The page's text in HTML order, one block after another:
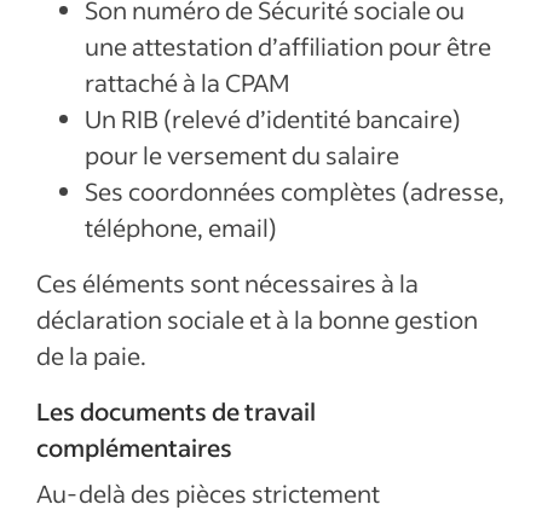
Son numéro de Sécurité sociale ou
une attestation d’affiliation pour être
rattaché à la CPAM
Un RIB (relevé d’identité bancaire)
pour le versement du salaire
Ses coordonnées complètes (adresse,
téléphone, email)
Ces éléments sont nécessaires à la
déclaration sociale et à la bonne gestion
de la paie.
Les documents de travail
complémentaires
Au-delà des pièces strictement